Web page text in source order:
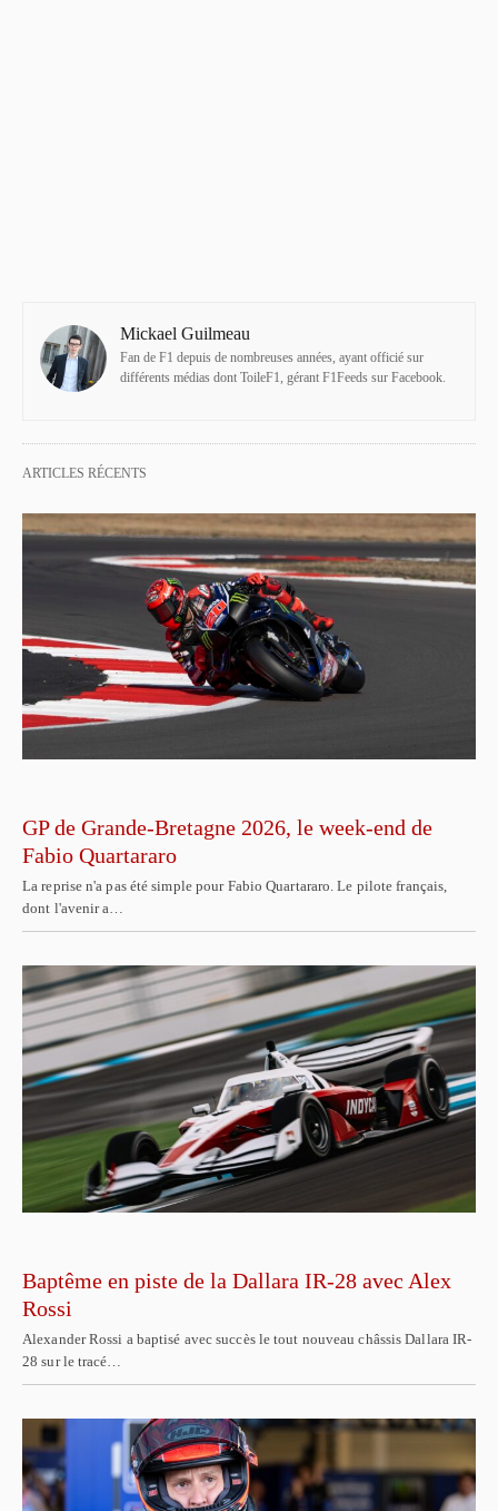
Mickael Guilmeau
Fan de F1 depuis de nombreuses années, ayant officié sur
différents médias dont ToileF1, gérant F1Feeds sur Facebook.
ARTICLES RÉCENTS
GP de Grande-Bretagne 2026, le week-end de
Fabio Quartararo
La reprise n'a pas été simple pour Fabio Quartararo. Le pilote français,
dont l'avenir a…
Baptême en piste de la Dallara IR-28 avec Alex
Rossi
Alexander Rossi a baptisé avec succès le tout nouveau châssis Dallara IR-
28 sur le tracé…